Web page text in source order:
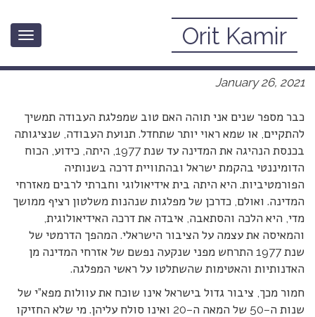
Toggle
Orit Kamir
מירב מיכאלי לראשות העבודה
January 26, 2021
כבר מספר שנים אני תוהה האם טוב שמפלגת העבודה תמשיך
להתקיים, או שמא ראוי יותר שתחדל. תנועת העבודה, שנציגותה
בכנסת הנהיגה את המדינה עד שנת 1977, היתה, כידוע, הכוח
הדומיננטי בהקמת ישראל ובהתוויית דרכה בשנותיה
הפורמטיביות. היא היתה בית אידיאולוגי וחברתי לרבים מאזרחי
המדינה. ואולם, כדרכן של מפלגות שנהנות משלטון רציף ממושך
מדי, היא הלכה והסתאבה, איבדה את דרכה האידיאולוגית,
והמאיסה את עצמה על הציבור הישראלי. המהפך הדרמטי של
שנת 1977 התרחש מפני שנקעה נפשם של אזרחי המדינה מן
האדנותיות והאטימות שהשתלטו על ראשי המפלגה.
חמור מכך, ציבור גדול בישראל אינו שוכח את עוולות מפא”י של
שנות ה–50 של המאה ה–20 ואינו סולח עליהן. מי שלא החזיקו